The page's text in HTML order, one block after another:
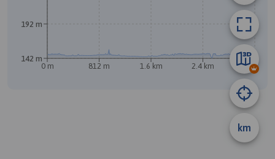
km
0 m 812 m 1.6 km 2.4 km 3.2 km
142 m
192 m